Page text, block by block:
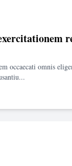
occaecati omnis